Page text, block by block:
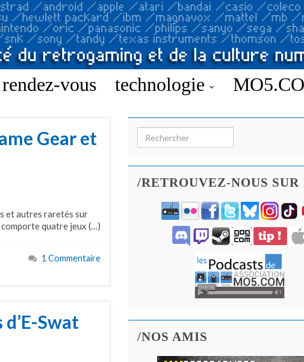
rendez-vous technologie
Gear et
et autres raretés sur
quatre jeux (…)
1 Commentaire
Swat
Search for:
/RETROUVEZ-NOUS SUR
/NOS AMIS